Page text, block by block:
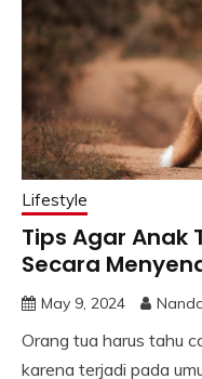
Lifestyle
Tips Agar Anak
Secara
May 9, 2024
Orang tua harus tahu
karena terjadi pada